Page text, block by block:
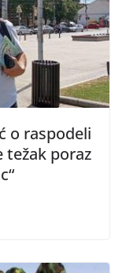
o raspodeli
težak poraz